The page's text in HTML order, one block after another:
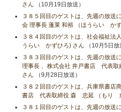
さん （10月19日放送）
３８５回目のゲストは、先週の放送
会 理事長 蓬莱 和裕 （ほうらい か
３８４回目のゲストは、社会福祉法
うらい かずひろ) さん （10月5日放
３８３回目のゲストは、先週の放送
理事長 、株式会社 井戸書店 代表
さん （9月28日放送）
３８２回目のゲストは、兵庫県書店
書店 代表取締役 森 忠延 （もり
３８１回目のゲストは、先週の放